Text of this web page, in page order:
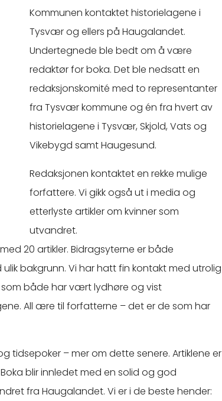
Kommunen kontaktet historielagene i
Tysvær og ellers på Haugalandet.
Undertegnede ble bedt om å være
redaktør for boka. Det ble nedsatt en
redaksjonskomité med to representanter
fra Tysvær kommune og én fra hvert av
historielagene i Tysvær, Skjold, Vats og
Vikebygd samt Haugesund.
Redaksjonen kontaktet en rekke mulige
forfattere. Vi gikk også ut i media og
etterlyste artikler om kvinner som
utvandret.
20 artikler. Bidragsyterne er både
bakgrunn. Vi har hatt fin kontakt med utrolig
både har vært lydhøre og vist
All ære til forfatterne – det er de som har
tidsepoker – mer om dette senere. Artiklene er
blir innledet med en solid og god
fra Haugalandet. Vi er i de beste hender: